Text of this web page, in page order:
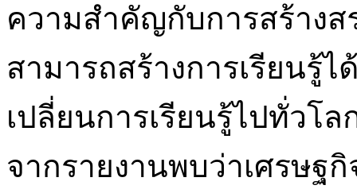
ความสำคัญกับการสร้างส
สามารถสร้างการเรียนรู้
เปลี่ยนการเรียนรู้ไปทั่วโ
จากรายงานพบว่าเศรษฐ